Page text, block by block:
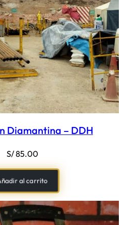
Diamantina – DDH
S/85.00
al carrito